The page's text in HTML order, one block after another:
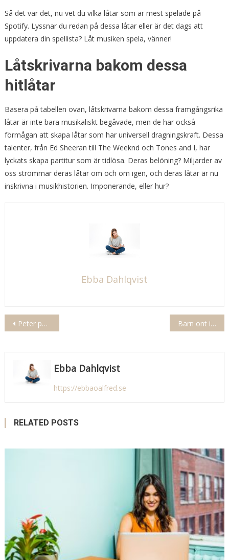
Så det var det, nu vet du vilka låtar som är mest spelade på
Spotify. Lyssnar du redan på dessa låtar eller är det dags att
uppdatera din spellista? Låt musiken spela, vänner!
Låtskrivarna bakom dessa
hitlåtar
Basera på tabellen ovan, låtskrivarna bakom dessa framgångsrika
låtar är inte bara musikaliskt begåvade, men de har också
förmågan att skapa låtar som har universell dragningskraft. Dessa
talenter, från Ed Sheeran till The Weeknd och Tones and I, har
lyckats skapa partitur som är tidlösa. Deras belöning? Miljarder av
oss strömmar deras låtar om och om igen, och deras låtar är nu
inskrivna i musikhistorien. Imponerande, eller hur?
Ebba Dahlqvist
Inläggsnavigering
Peter pan går åt helvete göteborg Barn ont i magen på natten
Ebba Dahlqvist
https://ebbaoalfred.se
RELATED POSTS